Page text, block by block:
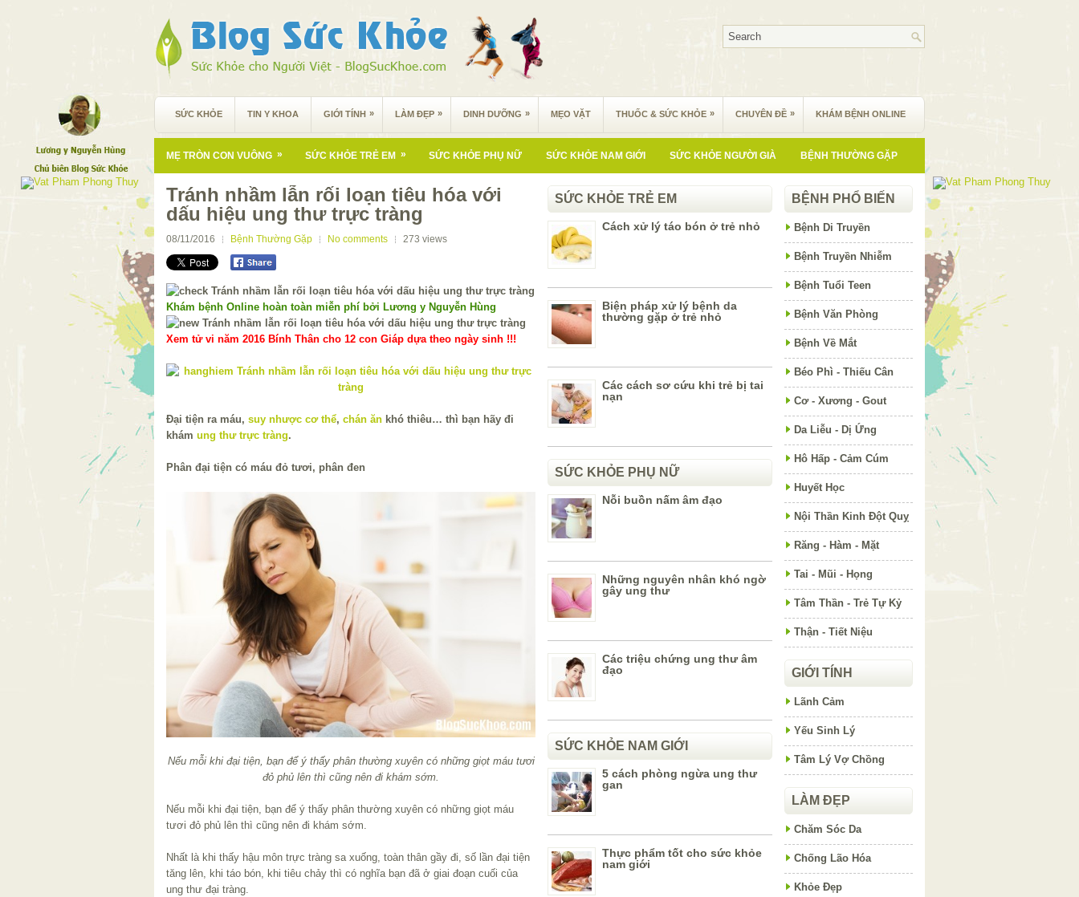
SỨC KHỎE TIN Y KHOA GIỚI TÍNH » LÀM ĐẸP » DINH DƯỠNG » MẸO VẶT THUỐC & SỨC KHỎE » CHUYÊN ĐỀ » KHÁM BỆNH ONLINE
MẸ TRÒN CON VUÔNG » SỨC KHỎE TRẺ EM » SỨC KHỎE PHỤ NỮ SỨC KHỎE NAM GIỚI SỨC KHỎE NGƯỜI GIÀ BỆNH THƯỜNG GẶP
Tránh nhầm lẫn rối loạn tiêu hóa với
dấu hiệu ung thư trực tràng
08/11/2016 Bệnh Thường Gặp No comments 273 views
Khám bệnh Online hoàn toàn miễn phí bởi Lương y Nguyễn Hùng
Xem tử vi năm 2016 Bính Thân cho 12 con Giáp dựa theo ngày sinh !!!
Đại tiện ra máu, suy nhược cơ thể, chán ăn khó thiêu… thì bạn hãy đi
khám ung thư trực tràng.
Phân đại tiện có máu đỏ tươi, phân đen
Nếu mỗi khi đại tiện, bạn để ý thấy phân thường xuyên có những giọt máu tươi
đỏ phủ lên thì cũng nên đi khám sớm.
Nếu mỗi khi đại tiện, bạn để ý thấy phân thường xuyên có những giọt máu
tươi đỏ phủ lên thì cũng nên đi khám sớm.
Nhất là khi thấy hậu môn trực tràng sa xuống, toàn thân gầy đi, số lần đại tiện
tăng lên, khi táo bón, khi tiêu chảy thì có nghĩa bạn đã ở giai đoạn cuối của
ung thư đại tràng.
SỨC KHỎE TRẺ EM
Cách xử lý táo bón ở trẻ nhỏ
Biện pháp xử lý bệnh da
thường gặp ở trẻ nhỏ
Các cách sơ cứu khi trẻ bị tai
nạn
SỨC KHỎE PHỤ NỮ
Nỗi buồn nấm âm đạo
Những nguyên nhân khó ngờ
gây ung thư
Các triệu chứng ung thư âm
đạo
SỨC KHỎE NAM GIỚI
5 cách phòng ngừa ung thư
gan
Thực phẩm tốt cho sức khỏe
nam giới
BỆNH PHỔ BIẾN
Bệnh Di Truyền
Bệnh Truyền Nhiễm
Bệnh Tuổi Teen
Bệnh Văn Phòng
Bệnh Về Mắt
Béo Phì - Thiếu Cân
Cơ - Xương - Gout
Da Liễu - Dị Ứng
Hô Hấp - Cảm Cúm
Huyết Học
Nội Thần Kinh Đột Quỵ
Răng - Hàm - Mặt
Tai - Mũi - Họng
Tâm Thần - Trẻ Tự Kỷ
Thận - Tiết Niệu
GIỚI TÍNH
Lãnh Cảm
Yếu Sinh Lý
Tâm Lý Vợ Chồng
LÀM ĐẸP
Chăm Sóc Da
Chống Lão Hóa
Khỏe Đẹp